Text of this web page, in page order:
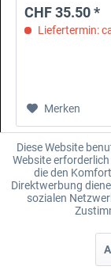
CHF 35.50 *
Liefertermin:
Merken
Diese Website
Website
die den
Direktwerbung
sozialen